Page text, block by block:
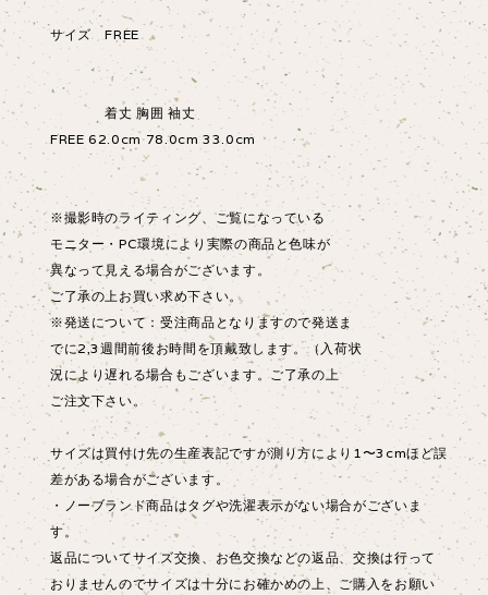
サイズ FREE
着丈 胸囲 袖丈
FREE 62.0cm 78.0cm 33.0cm
※撮影時のライティング、ご覧になっている
モニター・PC環境により実際の商品と色味が
異なって見える場合がございます。
ご了承の上お買い求め下さい。
※発送について：受注商品となりますので発送ま
でに2,3週間前後お時間を頂戴致します。（入荷状
況により遅れる場合もございます。ご了承の上
ご注文下さい。
サイズは買付け先の生産表記ですが測り方により1〜3cmほど誤
差がある場合がございます。
・ノーブランド商品はタグや洗濯表示がない場合がございま
す。
返品についてサイズ交換、お色交換などの返品、交換は行って
おりませんのでサイズは十分にお確かめの上、ご購入をお願い